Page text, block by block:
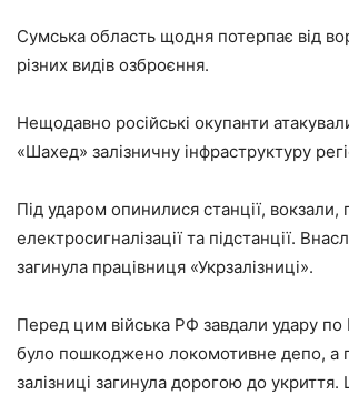
Сумська область щодня потерпає від
різних видів озброєння.
Нещодавно російські окупанти
«Шахед» залізничну інфраструктуру
Під ударом опинилися станції, вокзали,
електросигналізації та підстанції.
загинула працівниця «Укрзалізниці».
Перед цим війська РФ завдали удару по
було пошкоджено локомотивне депо, а
залізниці загинула дорогою до укриття.